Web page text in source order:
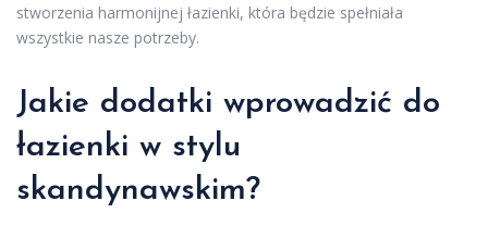
stworzenia harmonijnej łazienki, która będzie spełniała
wszystkie nasze potrzeby.
Jakie dodatki wprowadzić do
łazienki w stylu
skandynawskim?